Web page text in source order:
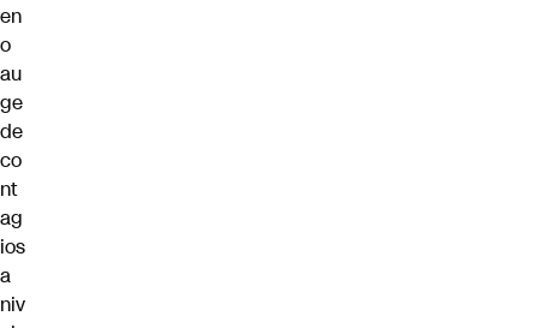
en
o
au
ge
de
co
nt
ag
ios
a
niv